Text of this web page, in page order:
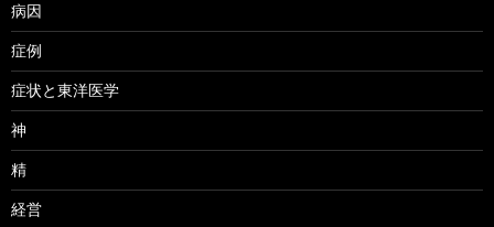
病因
症例
症状と東洋医学
神
精
経営